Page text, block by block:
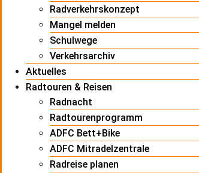
Radverkehrskonzept
Mangel melden
Schulwege
Verkehrsarchiv
Aktuelles
Radtouren & Reisen
Radnacht
Radtourenprogramm
ADFC Bett+Bike
ADFC Mitradelzentrale
Radreise planen